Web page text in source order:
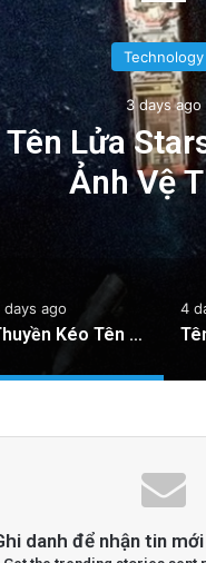
Technology
3 days ago
Lửa
Ảnh Vệ
days ago
Thuyền Kéo Tên Lửa Starship Được Hé Lộ Qua Ảnh Vệ Tinh!
4
danh để nhận tin